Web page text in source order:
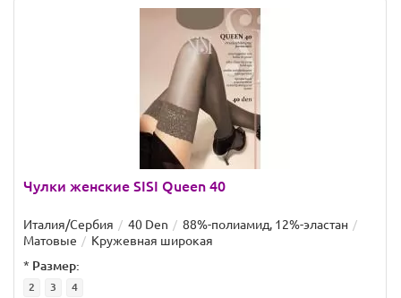
Чулки женские SISI Queen 40
Италия/Сербия 40 Den
88%-полиамид, 12%-эластан
Матовые
Кружевная широкая
* Размер:
2 3 4